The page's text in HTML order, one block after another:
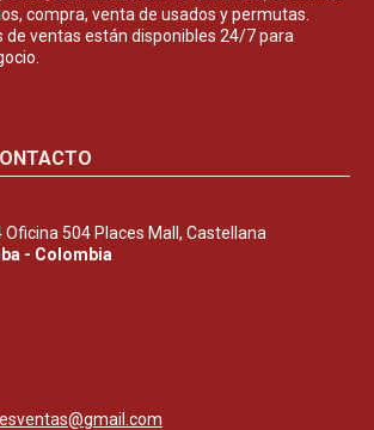
compra, venta de usados y permutas.
de ventas están disponibles 24/7 para
Oficina 504 Places Mall, Castellana
- Colombia